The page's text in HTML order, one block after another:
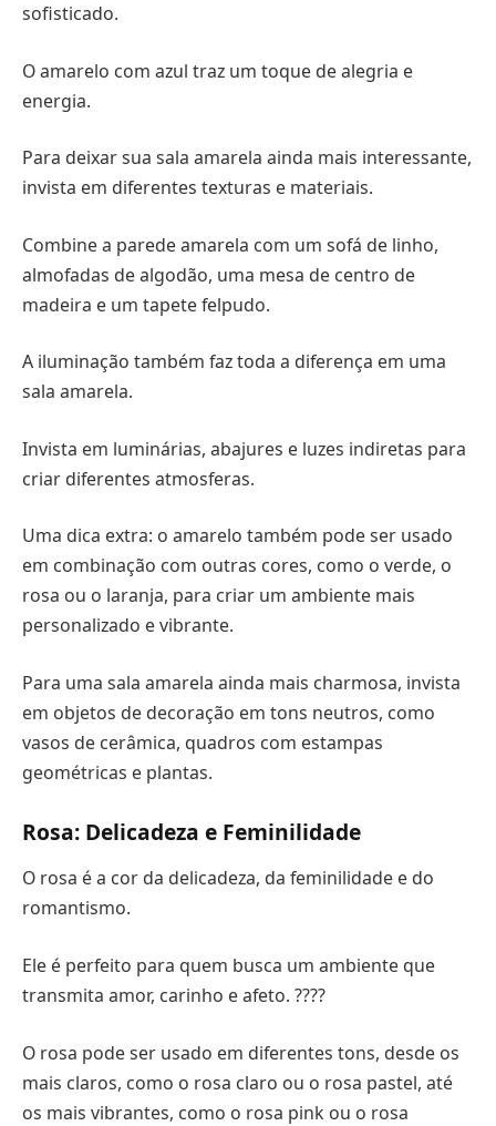
sofisticado.
O amarelo com azul traz um toque de alegria e
energia.
Para deixar sua sala amarela ainda mais interessante,
invista em diferentes texturas e materiais.
Combine a parede amarela com um sofá de linho,
almofadas de algodão, uma mesa de centro de
madeira e um tapete felpudo.
A iluminação também faz toda a diferença em uma
sala amarela.
Invista em luminárias, abajures e luzes indiretas para
criar diferentes atmosferas.
Uma dica extra: o amarelo também pode ser usado
em combinação com outras cores, como o verde, o
rosa ou o laranja, para criar um ambiente mais
personalizado e vibrante.
Para uma sala amarela ainda mais charmosa, invista
em objetos de decoração em tons neutros, como
vasos de cerâmica, quadros com estampas
geométricas e plantas.
Rosa: Delicadeza e Feminilidade
O rosa é a cor da delicadeza, da feminilidade e do
romantismo.
Ele é perfeito para quem busca um ambiente que
transmita amor, carinho e afeto. ????
O rosa pode ser usado em diferentes tons, desde os
mais claros, como o rosa claro ou o rosa pastel, até
os mais vibrantes, como o rosa pink ou o rosa